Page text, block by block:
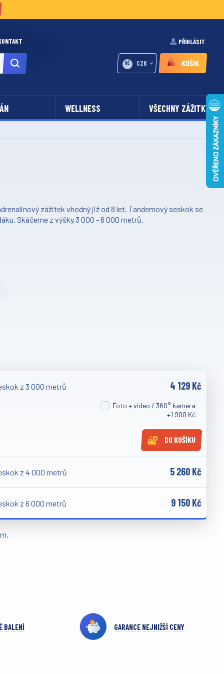
PŘIHLÁSIT
KČ CZK KOŠÍK
WELLNESS VŠECHNY ZÁŽITKY
zážitek vhodný již od 8 let. Tandemový seskok se
Skáčeme z výšky 3 000 - 6 000 metrů.
z 3 000 metrů 4 129 Kč
Foto + video / 360° kamera
+1 900 Kč
DO KOŠÍKU
z 4 000 metrů 5 260 Kč
z 6 000 metrů 9 150 Kč
BALENÍ GARANCE NEJNIŽŠÍ CENY